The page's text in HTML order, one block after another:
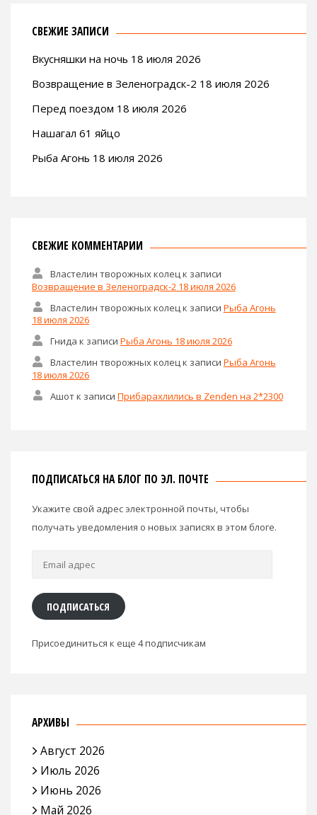
СВЕЖИЕ ЗАПИСИ
Вкусняшки на ночь 18 июля 2026
Возвращение в Зеленоградск-2 18 июля 2026
Перед поездом 18 июля 2026
Нашагал 61 яйцо
Рыба Агонь 18 июля 2026
СВЕЖИЕ КОММЕНТАРИИ
Властелин творожных колецк записи
Возвращение в Зеленоградск-2 18 июля 2026
Властелин творожных колец к записи Рыба Агонь
18 июля 2026
Гнида к записи Рыба Агонь 18 июля 2026
Властелин творожных колецк записи Рыба Агонь
18 июля 2026
Ашотк записи Прибарахлились в Zenden на 2*2300
ПОДПИСАТЬСЯ НА БЛОГ ПО ЭЛ. ПОЧТЕ
Укажите свой адрес электронной почты, чтобы
получать уведомления о новых записях в этом блоге.
Email
ПОДПИСАТЬСЯ
Присоединиться к еще 4 подписчикам
АРХИВЫ
Август 2026
Июль 2026
Июнь 2026
Май 2026